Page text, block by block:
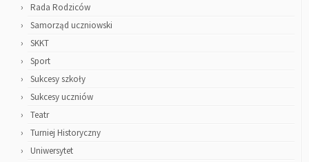
Rada Rodziców
Samorząd uczniowski
SKKT
Sport
Sukcesy szkoły
Sukcesy uczniów
Teatr
Turniej Historyczny
Uniwersytet